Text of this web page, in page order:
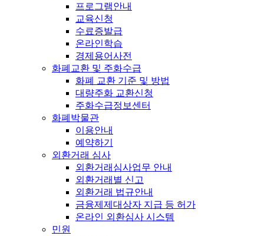
프로그램안내
교육신청
수료증발급
온라인학습
경제용어사전
화폐교환 및 주화수급
화폐 교환 기준 및 방법
대량주화 교환신청
주화수급정보센터
화폐박물관
이용안내
예약하기
외환거래 심사
외환거래심사업무 안내
외환거래별 신고
외환거래 법규안내
금융제제대상자 지급 등 허가
온라인 외환심사 시스템
민원